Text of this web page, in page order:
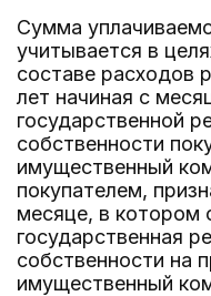
Сумма
учитывается в
составе расходов
лет начиная с
государственной
собственности
имущественный
покупателем,
месяце, в котором
государственная
собственности на
имущественный